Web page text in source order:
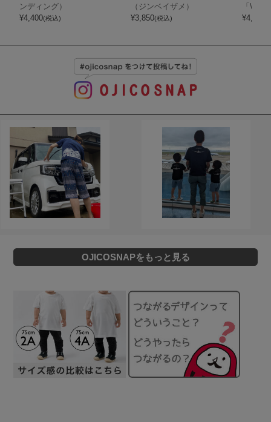
ンディング）
¥4,400(税込)
（ジンベイザメ）
¥3,850(税込)
「
¥4,180
OJICOSNAPをもっと見る